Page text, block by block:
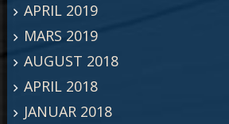
APRIL 2019
MARS 2019
AUGUST 2018
APRIL 2018
JANUAR 2018